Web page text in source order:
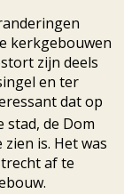
kerkgebouwen
zijn deels
en ter
dat op
stad, de Dom
is. Het was
af te